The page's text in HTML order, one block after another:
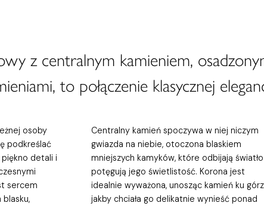
z centralnym kamieniem,
to połączenie klasycznej
osoby
podkreślać
detali i
sercem
Centralny kamień spoczywa w niej niczym
gwiazda na niebie, otoczona blaskiem
mniejszych kamyków, które odbijają
potęgują jego świetlistość. Korona jest
idealnie wyważona, unosząc kamień ku
jakby chciała go delikatnie wynieść ponad